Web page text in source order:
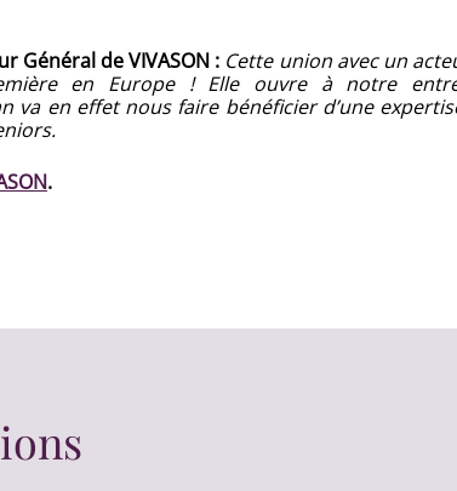
Général de VIVASON : Cette union avec un
en Europe ! Elle ouvre à notre
va en effet nous faire bénéficier d’une
.